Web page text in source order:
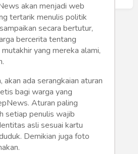
akan menjadi web
tertarik menulis politik
secara bertutur,
bercerita tentang
yang mereka alami,
akan ada serangkaian aturan
bagi warga yang
Aturan paling
setiap penulis wajib
asli sesuai kartu
Demikian juga foto